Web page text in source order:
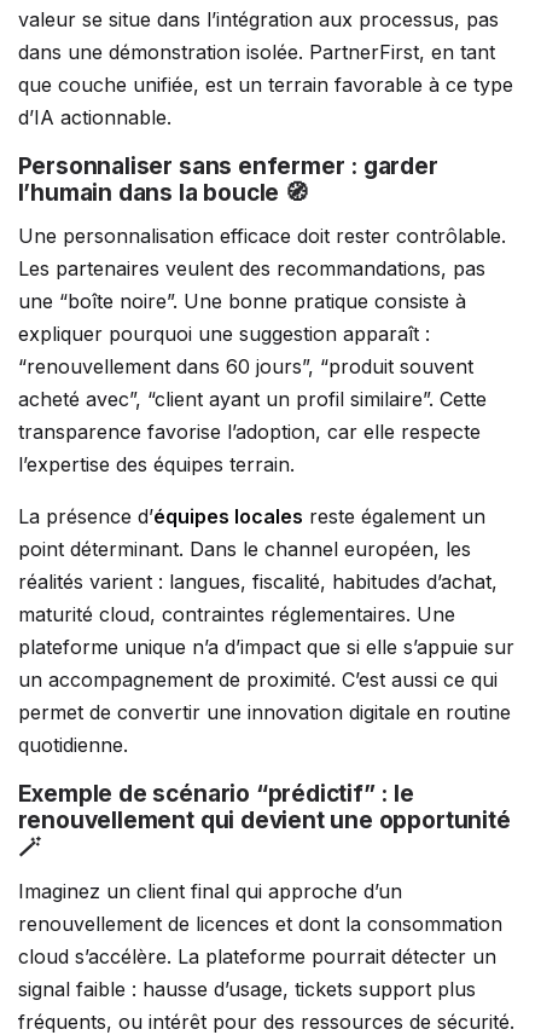
valeur se situe dans l’intégration aux processus, pas
dans une démonstration isolée. PartnerFirst, en tant
que couche unifiée, est un terrain favorable à ce type
d’IA actionnable.
Personnaliser sans enfermer : garder
l’humain dans la boucle 🧭
Une personnalisation efficace doit rester contrôlable.
Les partenaires veulent des recommandations, pas
une “boîte noire”. Une bonne pratique consiste à
expliquer pourquoi une suggestion apparaît :
“renouvellement dans 60 jours”, “produit souvent
acheté avec”, “client ayant un profil similaire”. Cette
transparence favorise l’adoption, car elle respecte
l’expertise des équipes terrain.
La présence d’équipes locales reste également un
point déterminant. Dans le channel européen, les
réalités varient : langues, fiscalité, habitudes d’achat,
maturité cloud, contraintes réglementaires. Une
plateforme unique n’a d’impact que si elle s’appuie sur
un accompagnement de proximité. C’est aussi ce qui
permet de convertir une innovation digitale en routine
quotidienne.
Exemple de scénario “prédictif” : le
renouvellement qui devient une opportunité
🪄
Imaginez un client final qui approche d’un
renouvellement de licences et dont la consommation
cloud s’accélère. La plateforme pourrait détecter un
signal faible : hausse d’usage, tickets support plus
fréquents, ou intérêt pour des ressources de sécurité.